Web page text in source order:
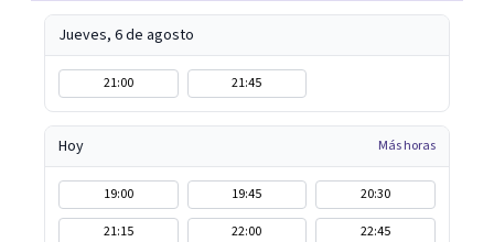
Jueves, 6 de agosto
21:00 21:45
Hoy Más horas
19:00 19:45
20:30
21:15
22:00 22:45